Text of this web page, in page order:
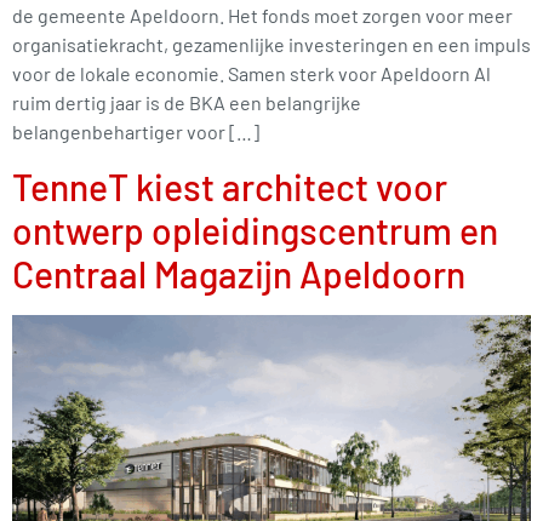
de gemeente Apeldoorn. Het fonds moet zorgen voor meer
organisatiekracht, gezamenlijke investeringen en een impuls
voor de lokale economie. Samen sterk voor Apeldoorn Al
ruim dertig jaar is de BKA een belangrijke
belangenbehartiger voor […]
TenneT kiest architect voor
ontwerp opleidingscentrum en
Centraal Magazijn Apeldoorn